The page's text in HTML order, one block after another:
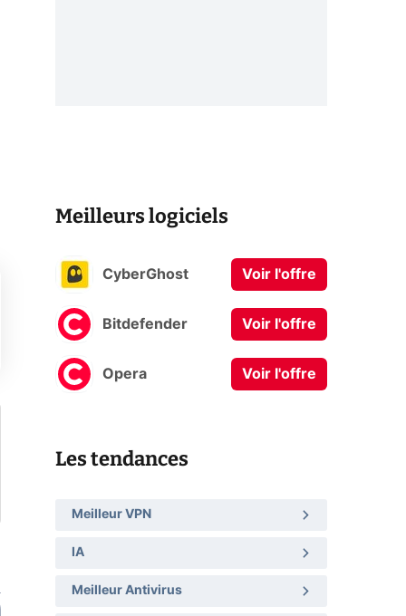
Meilleurs logiciels
CyberGhost Voir l'offre
Bitdefender Voir l'offre
Opera Voir l'offre
Les tendances
Meilleur VPN
IA
Meilleur Antivirus